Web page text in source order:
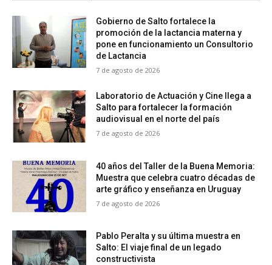
Gobierno de Salto fortalece la
promoción de la lactancia materna y
pone en funcionamiento un Consultorio
de Lactancia
7 de agosto de 2026
Laboratorio de Actuación y Cine llega a
Salto para fortalecer la formación
audiovisual en el norte del país
7 de agosto de 2026
40 años del Taller de la Buena Memoria:
Muestra que celebra cuatro décadas de
arte gráfico y enseñanza en Uruguay
7 de agosto de 2026
Pablo Peralta y su última muestra en
Salto: El viaje final de un legado
constructivista